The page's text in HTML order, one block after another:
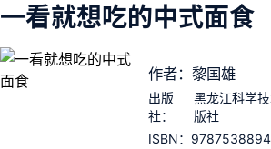
一看就想吃的中式面食
作者：黎国雄
出版
社：
黑龙江科学
版社
ISBN：